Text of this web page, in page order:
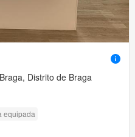
Distrito de Braga
equipada